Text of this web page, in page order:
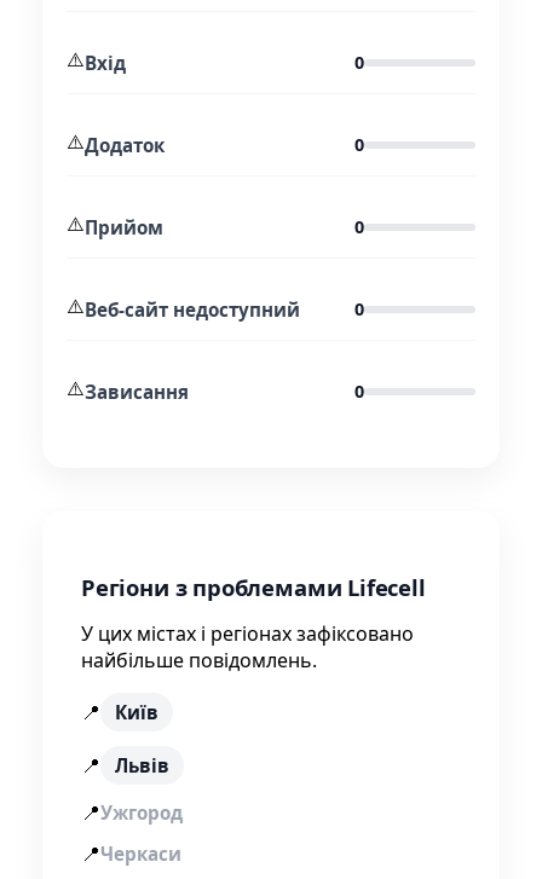
⚠️Вхід 0
⚠️Додаток 0
⚠️Прийом 0
⚠️Веб-сайт недоступний 0
⚠️Зависання 0
Регіони з проблемами Lifecell
У цих містах і регіонах зафіксовано
найбільше повідомлень.
📍
Київ
📍 Львів
📍Ужгород
📍Черкаси